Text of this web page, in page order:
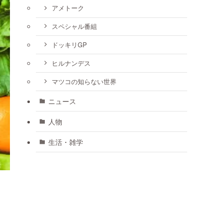
アメトーク
スペシャル番組
ドッキリGP
ヒルナンデス
マツコの知らない世界
ニュース
人物
生活・雑学